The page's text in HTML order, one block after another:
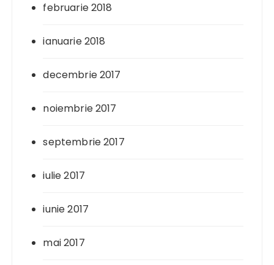
februarie 2018
ianuarie 2018
decembrie 2017
noiembrie 2017
septembrie 2017
iulie 2017
iunie 2017
mai 2017